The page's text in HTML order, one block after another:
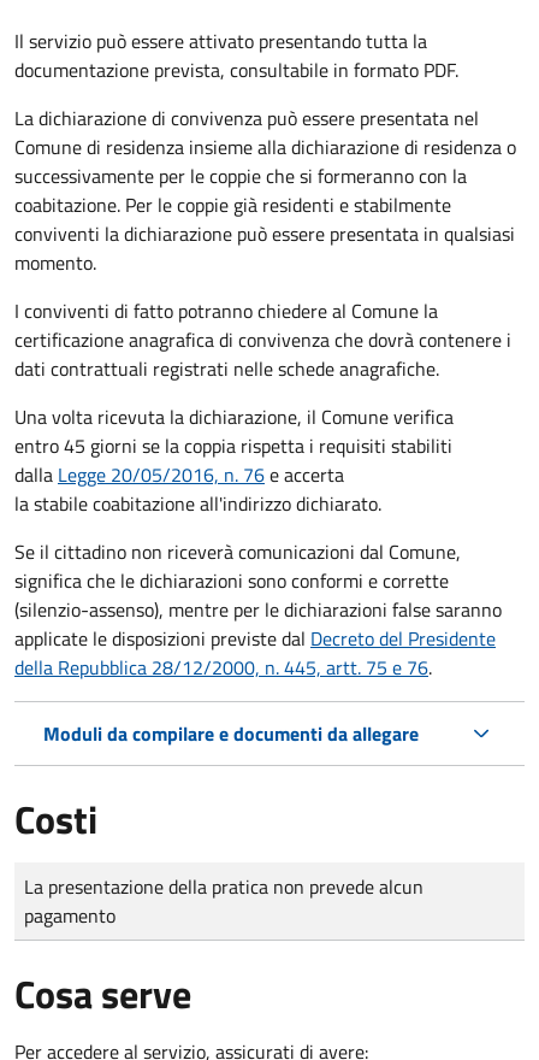
Il servizio può essere attivato presentando tutta la
documentazione prevista, consultabile in formato PDF.
La dichiarazione di convivenza può essere presentata nel
Comune di residenza insieme alla dichiarazione di residenza o
successivamente per le coppie che si formeranno con la
coabitazione. Per le coppie già residenti e stabilmente
conviventi la dichiarazione può essere presentata in qualsiasi
momento.
I conviventi di fatto potranno chiedere al Comune la
certificazione anagrafica di convivenza che dovrà contenere i
dati contrattuali registrati nelle schede anagrafiche.
Una volta ricevuta la dichiarazione, il Comune verifica
entro 45 giorni se la coppia rispetta i requisiti stabiliti
dalla Legge 20/05/2016, n. 76e accerta
la stabile coabitazione all'indirizzo dichiarato.
Se il cittadino non riceverà comunicazioni dal Comune,
significa che le dichiarazioni sono conformi e corrette
(silenzio-assenso), mentre per le dichiarazioni false saranno
applicate le disposizioni previste dal Decreto del Presidente
della Repubblica 28/12/2000, n. 445, artt. 75 e 76.
Moduli da compilare e documenti da allegare
Costi
Tipo di pagamento
Importo
La presentazione della pratica non prevede alcun
pagamento
Cosa serve
Per accedere al servizio, assicurati di avere: